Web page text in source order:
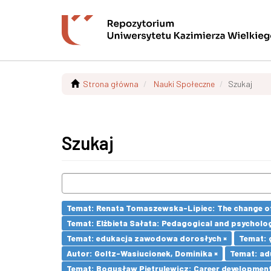
Strona główna Nauki Społeczne Szukaj
Szukaj
Temat: Renata Tomaszewska-Lipiec: The
Temat: Elżbieta Sałata: Pedagogical and
Temat: edukacja zawodowa dorosłych ×
Temat:
Autor: Goltz-Wasiucionek, Dominika ×
Temat:
Temat: Bogusław Pietrulewicz: Career